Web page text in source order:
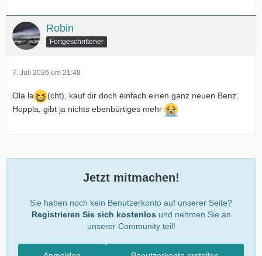
Robin
Fortgeschrittener
7. Juli 2026 um 21:48
Ola la
(cht), kauf dir doch einfach einen ganz neuen Benz.
Hoppla, gibt ja nichts ebenbürtiges mehr
Jetzt mitmachen!
Sie haben noch kein Benutzerkonto auf unserer Seite?
Registrieren Sie sich kostenlos und nehmen Sie an
unserer Community teil!